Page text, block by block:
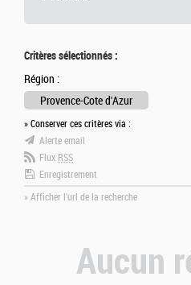
Critères sélectionnés :
Région :
Provence-Cote d'Azur
» Conserver ces critères via :
Alerte email
Flux RSS
Enregistrement
» Afficher l'url de la recherche
Aucun